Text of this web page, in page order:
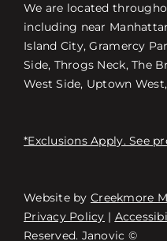
We are located
including near
Island City, Gramercy
Side, Throgs Neck, The
West Side, Uptown
*Exclusions Apply. See
Website by Creekmore
Privacy Policy |
Reserved. Janovic ©